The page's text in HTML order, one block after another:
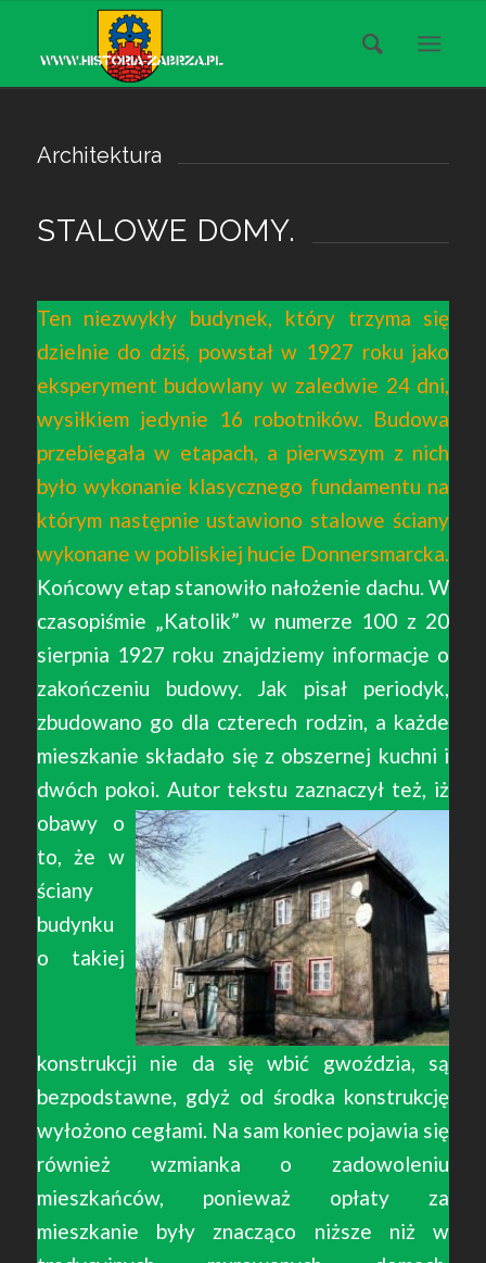
Architektura
STALOWE DOMY.
Ten niezwykły budynek, który trzyma się
dzielnie do dziś, powstał w 1927 roku jako
eksperyment budowlany w zaledwie 24 dni,
wysiłkiem jedynie 16 robotników. Budowa
przebiegała w etapach, a pierwszym z nich
było wykonanie klasycznego fundamentu na
którym następnie ustawiono stalowe ściany
wykonane w pobliskiej hucie Donnersmarcka.
Końcowy etap stanowiło nałożenie dachu. W
czasopiśmie „Katolik” w numerze 100 z 20
sierpnia 1927 roku znajdziemy informacje o
zakończeniu budowy. Jak pisał periodyk,
zbudowano go dla czterech rodzin, a każde
mieszkanie składało się z obszernej kuchni i
dwóch pokoi. Autor tekstu zaznaczył też, iż
obawy o
to, że w
ściany
budynku
o takiej
konstrukcji nie da się wbić gwoździa, są
bezpodstawne, gdyż od środka konstrukcję
wyłożono cegłami. Na sam koniec pojawia się
również wzmianka o zadowoleniu
mieszkańców, ponieważ opłaty za
mieszkanie były znacząco niższe niż w